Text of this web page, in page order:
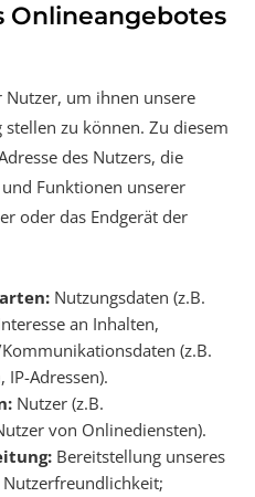
Onlineangebotes
um ihnen unsere
zu können. Zu diesem
des Nutzers, die
Funktionen unserer
oder das Endgerät der
Nutzungsdaten (z.B.
an Inhalten,
(z.B.
Adressen).
Nutzer (z.B.
von Onlinediensten).
Bereitstellung unseres